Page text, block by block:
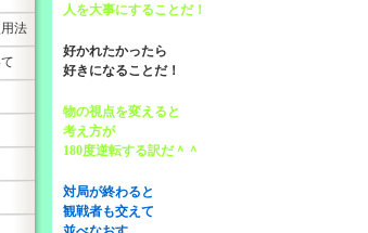
人を大事にすることだ！
好かれたかったら
好きになることだ！
物の視点を変えると
考え方が
180度逆転する訳だ＾＾
対局が終わると
観戦者も交えて
法